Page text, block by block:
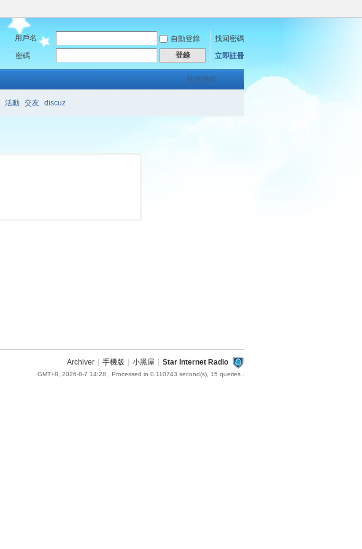
用戶名 自動登錄
找回密碼
密碼
登錄 立即註冊
快捷導航
活動 交友 discuz
Archiver 手機版 小黑屋 Star Internet Radio
GMT+8, 2026-8-7 14:28 , Processed in 0.110743 second(s), 15 queries .